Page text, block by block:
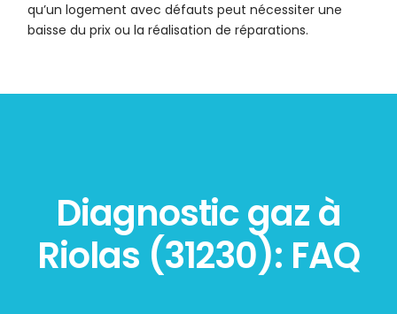
qu’un logement avec défauts peut nécessiter une
baisse du prix ou la réalisation de réparations.
Diagnostic gaz à
Riolas (31230): FAQ